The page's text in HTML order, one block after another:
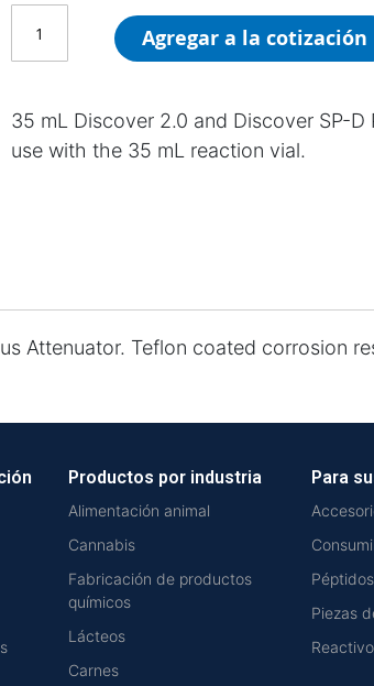
Agregar a la cotización
35 mL Discover 2.0 and Discover SP-
use with the 35 mL reaction vial.
Attenuator. Teflon coated corrosion
Productos por industria
Alimentación animal
Cannabis
Fabricación de productos
químicos
Lácteos
Carnes
Para
Piezas